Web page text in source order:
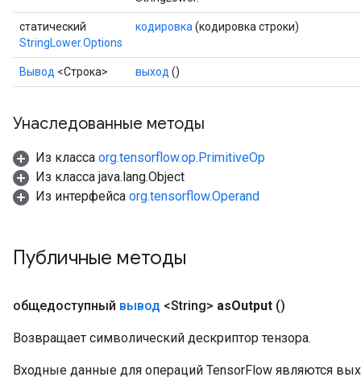
статический
StringLower.Options
кодировка (кодировка строки)
Вывод <Строка> выход ()
Унаследованные методы
Из класса org.tensorflow.op.PrimitiveOp
Из класса java.lang.Object
Из интерфейса org.tensorflow.Operand
Публичные методы
общедоступный вывод <String> asOutput ()
Возвращает символический дескриптор тензора.
Входные данные для операций TensorFlow являются